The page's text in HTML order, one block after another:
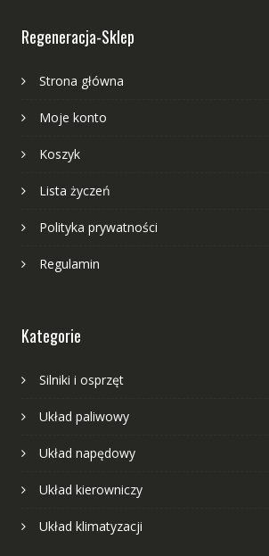
Regeneracja-Sklep
Strona główna
Moje konto
Koszyk
Lista życzeń
Polityka prywatności
Regulamin
Kategorie
Silniki i osprzęt
Układ paliwowy
Układ napędowy
Układ kierowniczy
Układ klimatyzacji